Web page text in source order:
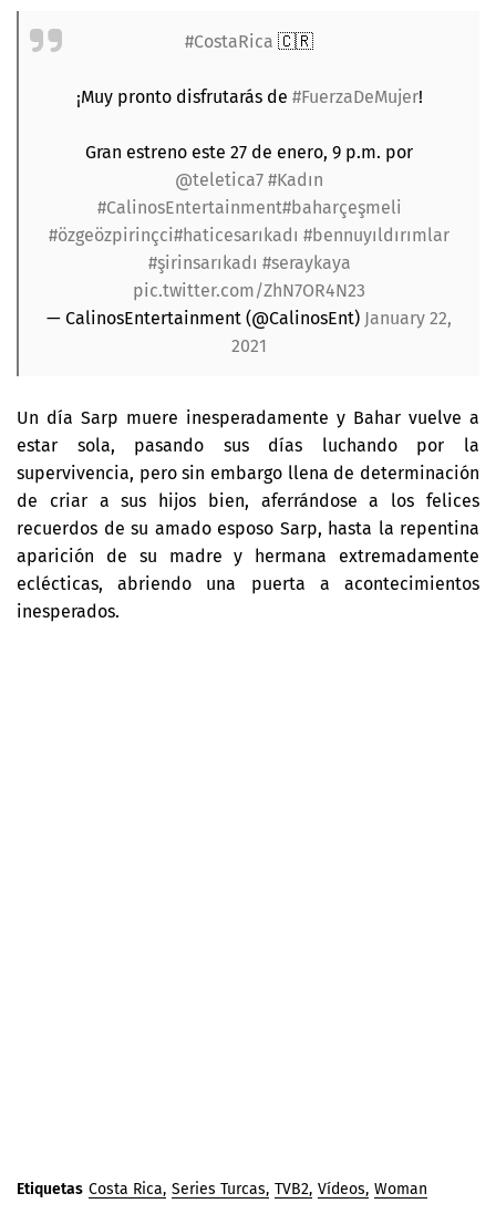
#CostaRica 🇨🇷
¡Muy pronto disfrutarás de #FuerzaDeMujer!
Gran estreno este 27 de enero, 9 p.m. por
@teletica7 #Kadın
#CalinosEntertainment#baharçeşmeli
#özgeözpirinçci#haticesarıkadı #bennuyıldırımlar
#şirinsarıkadı #seraykaya
pic.twitter.com/ZhN7OR4N23
— CalinosEntertainment (@CalinosEnt) January 22,
2021
Un día Sarp muere inesperadamente y Bahar vuelve a
estar sola, pasando sus días luchando por la
supervivencia, pero sin embargo llena de determinación
de criar a sus hijos bien, aferrándose a los felices
recuerdos de su amado esposo Sarp, hasta la repentina
aparición de su madre y hermana extremadamente
eclécticas, abriendo una puerta a acontecimientos
inesperados.
Etiquetas Costa Rica Series Turcas TVB2 Vídeos Woman